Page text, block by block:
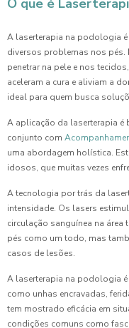
A laserterapia na podologia
diversos problemas nos pés.
penetrar na pele e nos
aceleram a cura e aliviam a
ideal para quem busca
A aplicação da laserterapia é
conjunto com
uma abordagem holística.
idosos, que muitas vezes
A tecnologia por trás da
intensidade. Os lasers
circulação sanguínea na
pés como um todo, mas
casos de lesões.
A laserterapia na podologia
como unhas encravadas,
tem mostrado eficácia em
condições comuns como